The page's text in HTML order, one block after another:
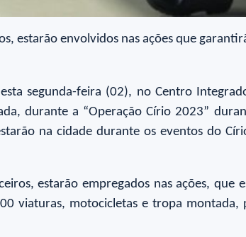
estarão envolvidos nas ações que
segunda-feira (02), no Centro
durante a “Operação Círio 2023”
na cidade durante os eventos do
estarão empregados nas ações, que
viaturas, motocicletas e tropa montada,